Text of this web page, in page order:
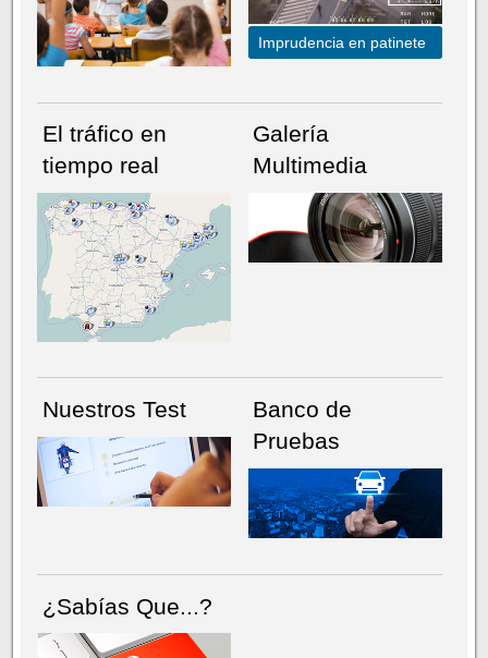
NÚMERO ACTUALHEMEROTECA
Imprudencia en patinete
El tráfico en
tiempo real
Galería
Multimedia
Nuestros Test
Banco de
Pruebas
¿Sabías Que...?